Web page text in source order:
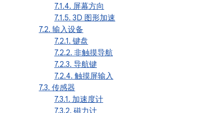
7.1.4. 屏幕方向
7.1.5. 3D 图形加速
7.2. 输入设备
7.2.1. 键盘
7.2.2. 非触摸导航
7.2.3. 导航键
7.2.4. 触摸屏输入
7.3. 传感器
7.3.1. 加速度计
7.3.2. 磁力计